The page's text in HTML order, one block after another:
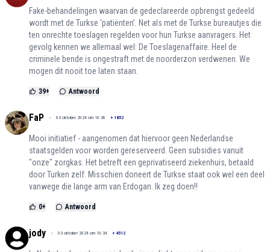
Fake-behandelingen waarvan de gedeclareerde opbrengst gedeeld
wordt met de Turkse ‘patiënten’. Net als met de Turkse bureautjes die
ten onrechte toeslagen regelden voor hun Turkse aanvragers. Het
gevolg kennen we allemaal wel: De Toeslagenaffaire. Heel de
criminele bende is ongestraft met de noorderzon verdwenen. We
mogen dit nooit toe laten staan.
39+ Antwoord
FaP 03 oktober 2024 om 10:36 + 1852
Mooi initiatief - aangenomen dat hiervoor geen Nederlandse
staatsgelden voor worden gereserveerd. Geen subsidies vanuit
"onze" zorgkas. Het betreft een geprivatiseerd ziekenhuis, betaald
door Turken zelf. Misschien doneert de Turkse staat ook wel een deel
vanwege die lange arm van Erdogan. Ik zeg doen!!
0+ Antwoord
jody 03 oktober 2024 om 10:34 + 4512